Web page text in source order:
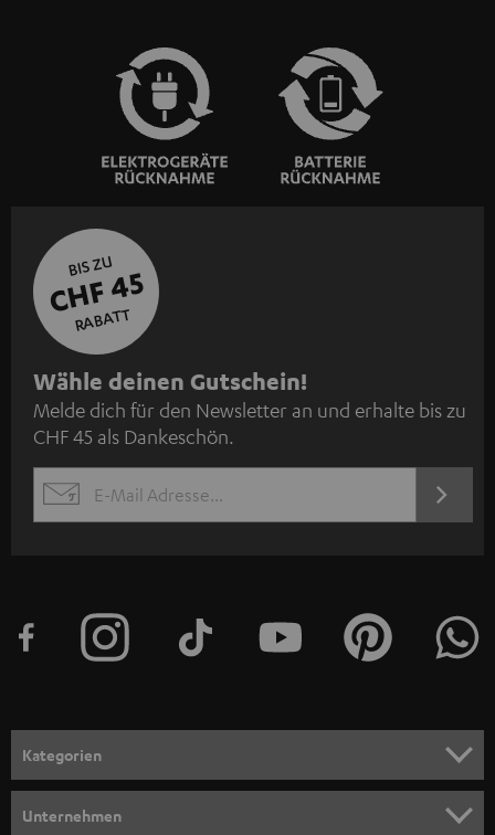
BIS ZU
CHF 45
RABATT
N
e
w
s
l
e
n
m
e
Wähle deinen Gutschein!
Melde dich für den Newsletter an und erhalte bis zu
CHF 45 als Dankeschön.
EMAIL
JETZT
Kategorien
Unternehmen